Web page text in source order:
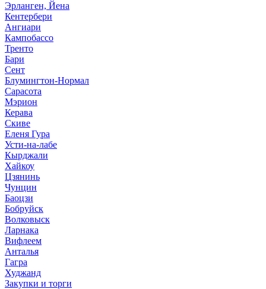
Эрланген, Йена
Кентербери
Ангиари
Кампобассо
Тренто
Бари
Сент
Блумингтон-Нормал
Сарасота
Мэрион
Керава
Скиве
Еленя Гура
Усти-на-лабе
Кырджали
Хайкоу
Цзянинь
Чунцин
Баоцзи
Бобруйск
Волковыск
Ларнака
Вифлеем
Анталья
Гагра
Худжанд
Закупки и торги